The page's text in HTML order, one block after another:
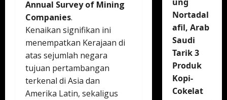
Annual Survey of Mining
Companies.
Kenaikan signifikan ini
menempatkan Kerajaan di
atas sejumlah negara
tujuan pertambangan
terkenal di Asia dan
Amerika Latin, sekaligus
Nortadal
afil, Arab
Saudi
Tarik 3
Produk
Kopi-
Cokelat